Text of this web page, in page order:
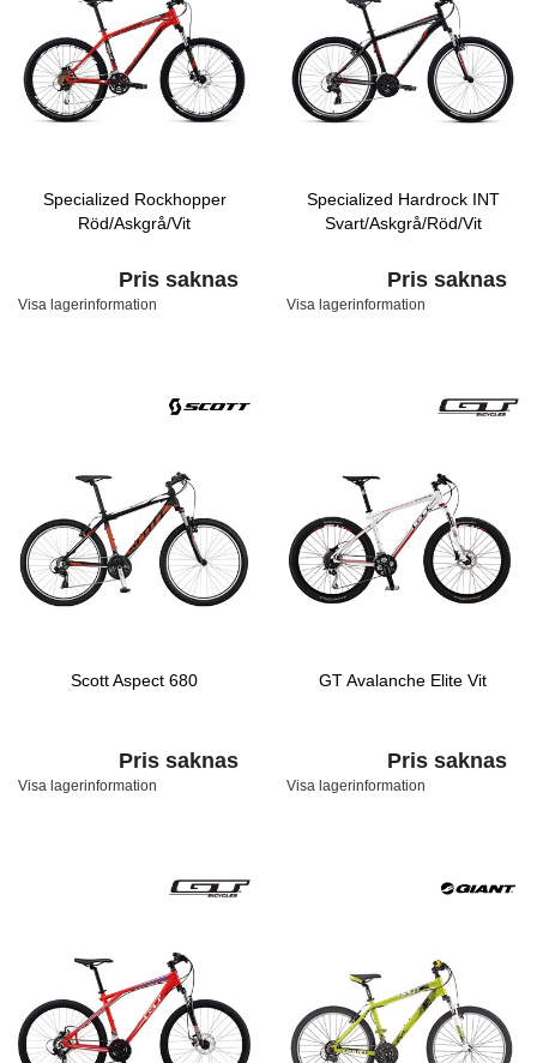
Specialized Rockhopper
Röd/Askgrå/Vit
Pris saknas
Visa lagerinformation
Specialized Hardrock INT
Svart/Askgrå/Röd/Vit
Pris saknas
Visa lagerinformation
Scott Aspect 680
Pris saknas
Visa lagerinformation
GT Avalanche Elite Vit
Pris saknas
Visa lagerinformation